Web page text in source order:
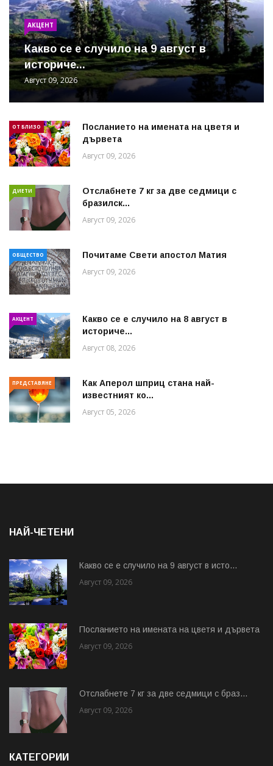
АКЦЕНТ
Какво се е случило на 9 август в
историче...
Август 09, 2026
ОТ БЛИЗО
Посланието на имената на цветя и
дървета
Август 09, 2026
ДИЕТИ
Отслабнете 7 кг за две седмици с
бразилск...
Август 09, 2026
ОБЩЕСТВО Почитаме Свети апостол Матия
Август 09, 2026
АКЦЕНТ
Какво се е случило на 8 август в
историче...
Август 08, 2026
ПРЕДСТАВЯНЕ
Как Аперол шприц стана най-
известният ко...
Август 05, 2026
НАЙ-ЧЕТЕНИ
Какво се е случило на 9 август в исто...
Август 09, 2026
Посланието на имената на цветя и дървета
Август 09, 2026
Отслабнете 7 кг за две седмици с браз...
Август 09, 2026
КАТЕГОРИИ